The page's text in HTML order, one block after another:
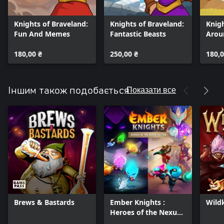
Knights of Braveland:
Fun And Memes
180,00 ₴
Knights of Braveland:
Fantastic Beasts
250,00 ₴
Іншим також подобаєтьсяПоказати все
Brews & Bastards
Ember Knights :
Heroes of the Nexus